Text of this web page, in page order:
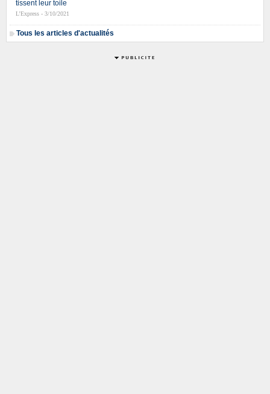
tissent leur toile
L’Express - 3/10/2021
Tous les articles d'actualités